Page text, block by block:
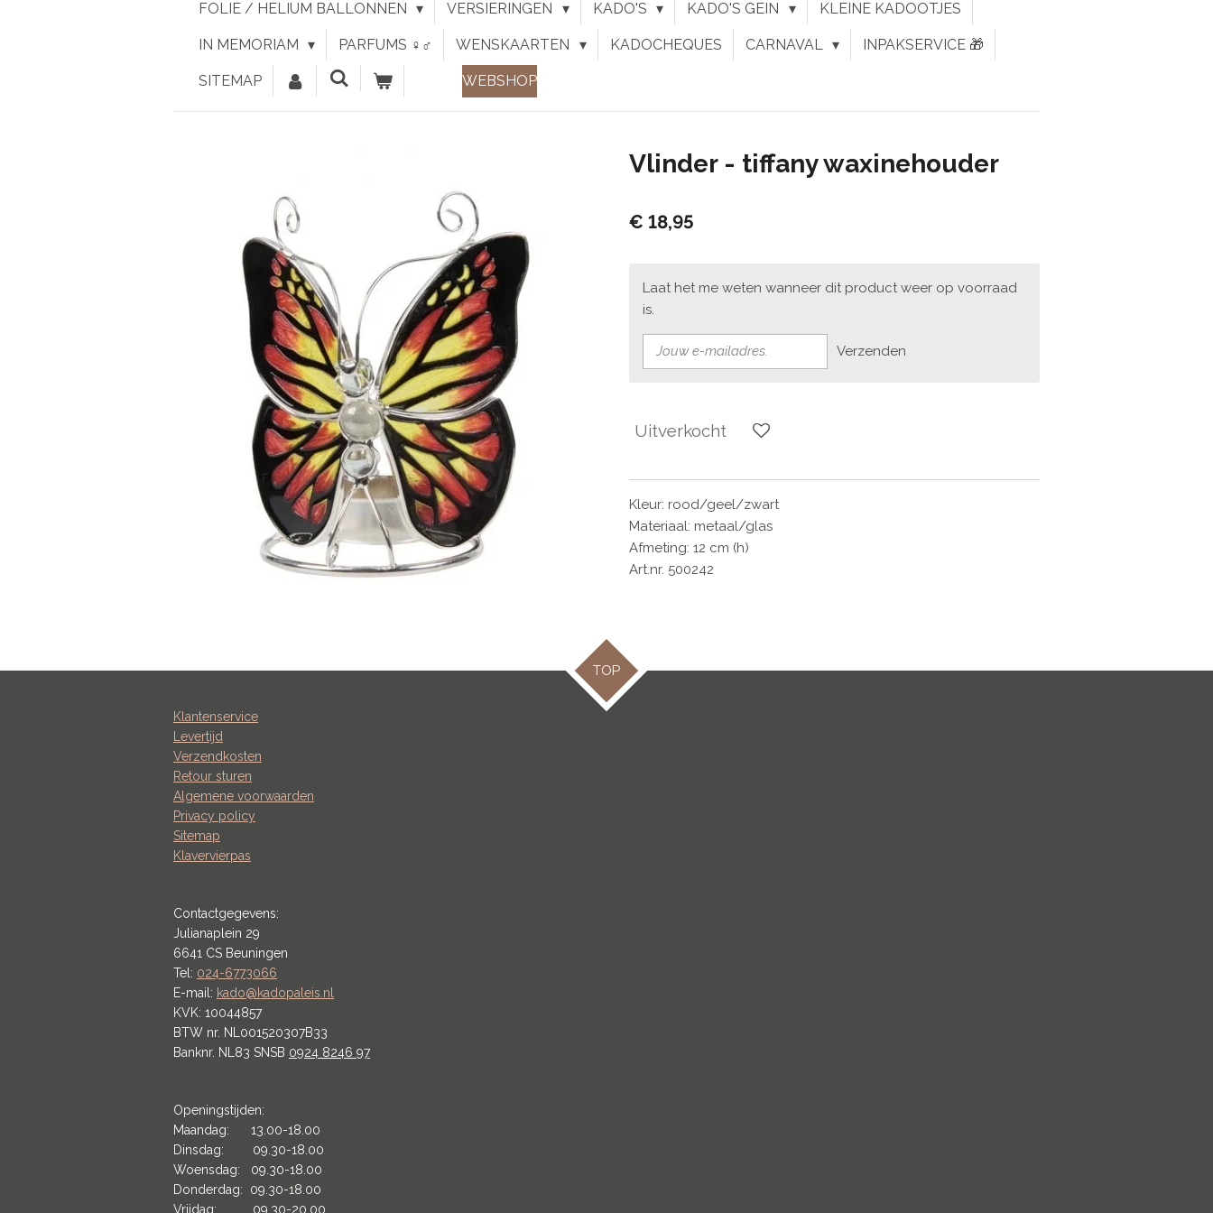
FOLIE / HELIUM BALLONNEN VERSIERINGEN KADO'S KADO'S GEIN KLEINE KADOOTJES
IN MEMORIAM PARFUMS ♀︎♂︎ WENSKAARTEN KADOCHEQUES CARNAVAL INPAKSERVICE 🎁
SITEMAP WEBSHOP
Vlinder - tiffany waxinehouder
€ 18,95
Laat het me weten wanneer dit product weer op voorraad
is.
Verzenden
Uitverkocht
Kleur: rood/geel/zwart
Materiaal: metaal/glas
Afmeting: 12 cm (h)
Art.nr. 500242
TOP
Klantenservice
Levertijd
Verzendkosten
Retour sturen
Algemene voorwaarden
Privacy policy
Sitemap
Klavervierpas
Contactgegevens:
Julianaplein 29
6641 CS Beuningen
Tel: 024-6773066
E-mail: kado@kadopaleis.nl
KVK: 10044857
BTW nr. NL001520307B33
Banknr. NL83 SNSB 0924 8246 97
Openingstijden:
Maandag: 13.00-18.00
Dinsdag: 09.30-18.00
Woensdag: 09.30-18.00
Donderdag: 09.30-18.00
Vrijdag: 09.30-20.00